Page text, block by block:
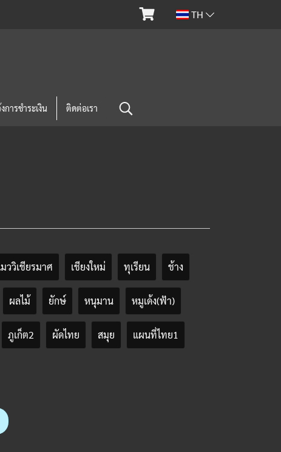
TH
การชำระเงิน ติดต่อเรา
ววิเชียรมาศ เชียงใหม่ ทุเรียน ช้าง
ผลไม้ ยักษ์ หนุมาน หมูเด้ง(ฟ้า)
ภูเก็ต2 ผัดไทย สมุย แผนที่ไทย1